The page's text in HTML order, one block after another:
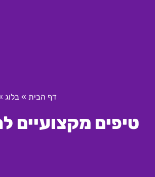
דף הבית »בלוג
טיפים מקצועיים